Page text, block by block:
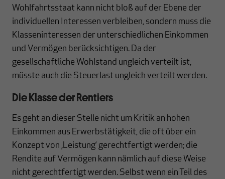
Wohlfahrtsstaat kann nicht bloß auf der Ebene der
individuellen Interessen verbleiben, sondern muss die
Klasseninteressen der unterschiedlichen Einkommen
und Vermögen berücksichtigen. Da der
gesellschaftliche Wohlstand ungleich verteilt ist,
müsste auch die Steuerlast ungleich verteilt werden.
Die Klasse der Rentiers
Es geht an dieser Stelle nicht um Kritik an hohen
Einkommen aus Erwerbstätigkeit, die oft über ein
Konzept von ‚Leistung‘ gerechtfertigt werden; die
Rendite auf Vermögen kann nämlich auf diese Weise
nicht gerechtfertigt werden. Selbst wenn ein Teil des